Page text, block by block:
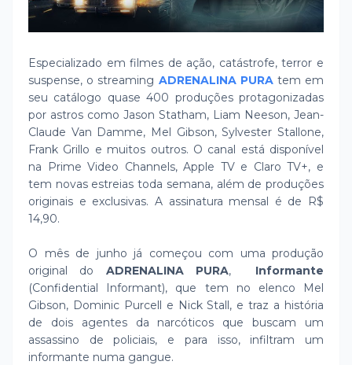
Especializado em filmes de ação, catástrofe, terror e
suspense, o streaming ADRENALINA PURAtem em
seu catálogo quase 400 produções protagonizadas
por astros como Jason Statham, Liam Neeson, Jean-
Claude Van Damme, Mel Gibson, Sylvester Stallone,
Frank Grillo e muitos outros. O canal está disponível
na Prime Video Channels, Apple TV e Claro TV+, e
tem novas estreias toda semana, além de produções
originais e exclusivas. A assinatura mensal é de R$
14,90.
O mês de junho já começou com uma produção
original do ADRENALINA PURA, Informante
(Confidential Informant), que tem no elenco Mel
Gibson, Dominic Purcell e Nick Stall, e traz a história
de dois agentes da narcóticos que buscam um
assassino de policiais, e para isso, infiltram um
informante numa gangue.